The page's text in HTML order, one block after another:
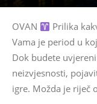
OVAN
Prilika
Vama je period u
Dok budete
neizvjesnosti,
igre. Možda je riječ